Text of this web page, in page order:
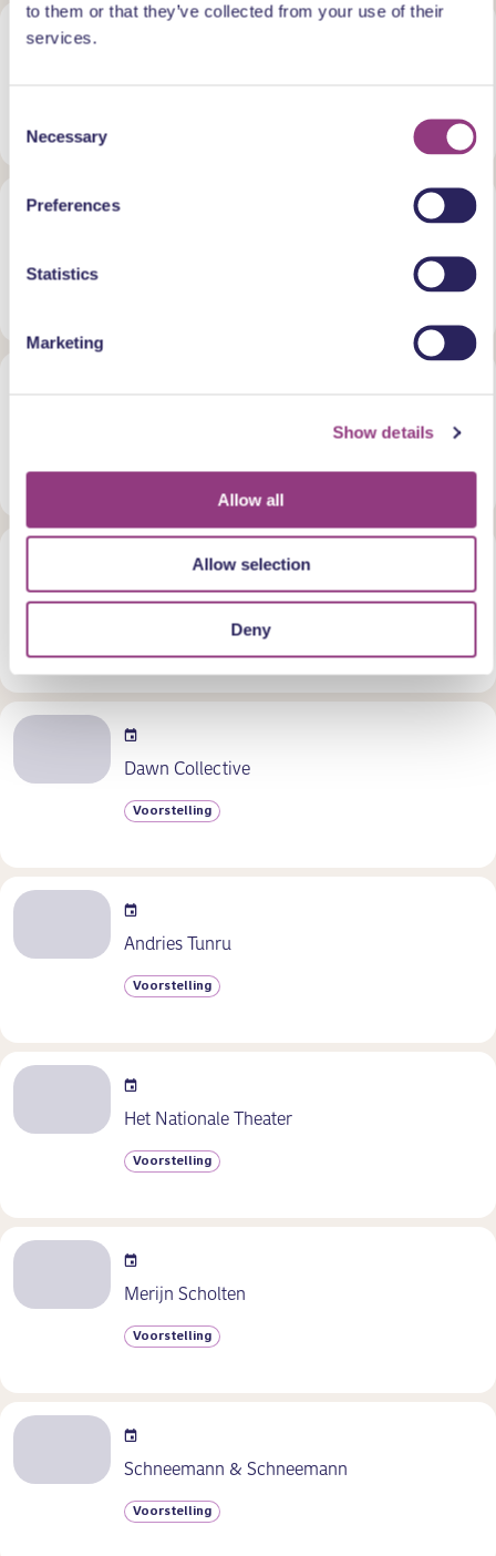
to them or that they’ve collected from your use of their
services.
Selection
Necessary
Preferences
Statistics
Marketing
Show details
Allow all
Allow selection
Deny
Arie & Silvester
Dawn Collective
Voorstelling
Andries Tunru
Voorstelling
Het Nationale Theater
Voorstelling
Merijn Scholten
Voorstelling
Schneemann & Schneemann
Voorstelling